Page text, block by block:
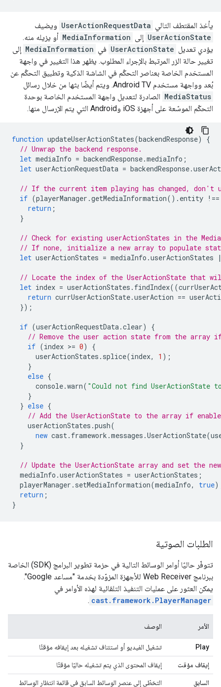
يأخذ المقتطف التالي UserActionRequestData ويضيف
UserActionState إلى MediaInformation أو يزيله منه.
يؤدي تعديل UserActionState في MediaInformation إلى
تغيير حالة الزر المرتبط بالإجراء المطلوب. يظهر هذا التغيير في واجهة
المستخدم الخاصة بعناصر التحكّم في الشاشة الذكية وتطبيق التحكّم عن
بُعد وواجهة مستخدم Android TV. ويتم أيضًا بثها من خلال رسائل
MediaStatus الصادرة لتعديل واجهة المستخدم الخاصة بوحدة
التحكّم الموسّعة على أجهزة iOS وAndroid التي يتم الإرسال منها.
function updateUserActionStates(backendResponse)
{
// Unwrap the backend response.
let mediaInfo = backendResponse.mediaInfo ;
let userActionRequestData = backendResponse.
// If the current item playing has changed, don't
if (playerManager .getMediaInformation(). entity !==
return ;
}
// Check for existing userActionStates in the
// If none, initialize a new array to populate
let userActionStates = mediaInfo .userActionStates
// Locate the index of the UserActionState that
let index = userActionStates . findIndex((
return currUserActionState.userAction ==
});
if (userActionRequestData.clear)
{
// Remove the user action state from the array
if (index >= 0)
{
userActionStates . splice(index, 1 );
}
else {
console.warn( "Could not find UserActionState
}
} else {
// Add the UserActionState to the array if
userActionStates .push(
new cast. framework .messages .UserActionState(
}
// Update the UserActionState array and set the
mediaInfo .userActionStates = userActionStates ;
playerManager . setMediaInformation(mediaInfo, true
return ;
}
الطلبات الصوتية
تتوفّر حاليًا أوامر الوسائط التالية في حزمة تطوير البرامج (SDK) الخاصة
ببرنامج Web Receiver للأجهزة المزوّدة بخدمة "مساعد Google".
يمكن العثور على عمليات التنفيذ التلقائية لهذه الأوامر في
cast.framework.PlayerManager
.
الأمر الوصف
Play تشغيل الفيديو أو استئناف تشغيله بعد إيقافه مؤقتًا
إيقاف مؤقت إيقاف المحتوى الذي يتم تشغيله حاليًا مؤقتًا
السابق التخطّي إلى عنصر الوسائط السابق في قائمة انتظار الوسائط